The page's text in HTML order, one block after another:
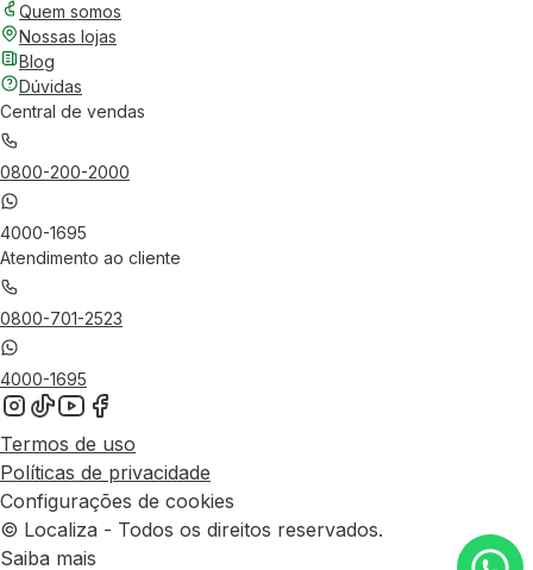
Quem somos
Nossas lojas
Blog
Dúvidas
Central de vendas
0800-200-2000
4000-1695
Atendimento ao cliente
0800-701-2523
4000-1695
Termos de uso
Políticas de privacidade
Configurações de cookies
© Localiza - Todos os direitos reservados.
Saiba mais